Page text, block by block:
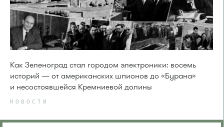
Как Зеленоград стал городом электроники: восемь
историй — от американских шпионов до «Бурана»
и несостоявшейся Кремниевой долины
НОВОСТИ